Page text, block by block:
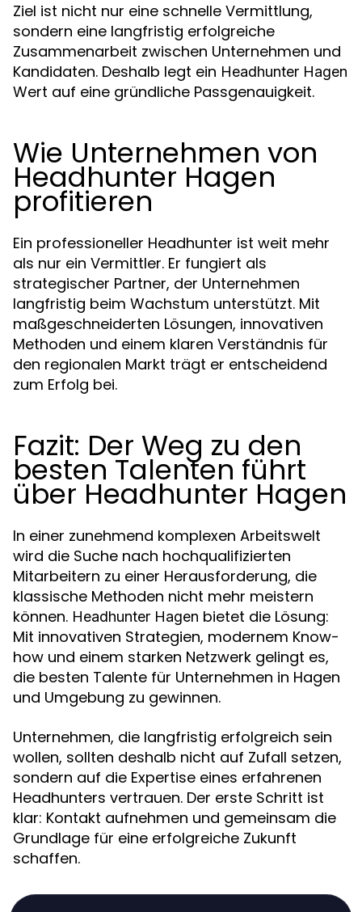
Ziel ist nicht nur eine schnelle Vermittlung,
sondern eine langfristig erfolgreiche
Zusammenarbeit zwischen Unternehmen und
Kandidaten. Deshalb legt ein Headhunter Hagen
Wert auf eine gründliche Passgenauigkeit.
Wie Unternehmen von
Headhunter Hagen
profitieren
Ein professioneller Headhunter ist weit mehr
als nur ein Vermittler. Er fungiert als
strategischer Partner, der Unternehmen
langfristig beim Wachstum unterstützt. Mit
maßgeschneiderten Lösungen, innovativen
Methoden und einem klaren Verständnis für
den regionalen Markt trägt er entscheidend
zum Erfolg bei.
Fazit: Der Weg zu den
besten Talenten führt
über Headhunter Hagen
In einer zunehmend komplexen Arbeitswelt
wird die Suche nach hochqualifizierten
Mitarbeitern zu einer Herausforderung, die
klassische Methoden nicht mehr meistern
können. Headhunter Hagen bietet die Lösung:
Mit innovativen Strategien, modernem Know-
how und einem starken Netzwerk gelingt es,
die besten Talente für Unternehmen in Hagen
und Umgebung zu gewinnen.
Unternehmen, die langfristig erfolgreich sein
wollen, sollten deshalb nicht auf Zufall setzen,
sondern auf die Expertise eines erfahrenen
Headhunters vertrauen. Der erste Schritt ist
klar: Kontakt aufnehmen und gemeinsam die
Grundlage für eine erfolgreiche Zukunft
schaffen.